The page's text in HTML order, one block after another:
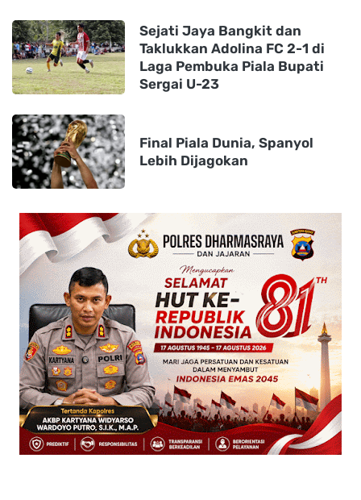
Sejati Jaya Bangkit dan
Taklukkan Adolina FC 2-1 di
Laga Pembuka Piala Bupati
Sergai U-23
Final Piala Dunia, Spanyol
Lebih Dijagokan